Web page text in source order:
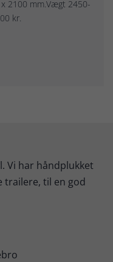
2100 mm.Vægt 2450-
kr.
Vi har håndplukket
trailere, til en god